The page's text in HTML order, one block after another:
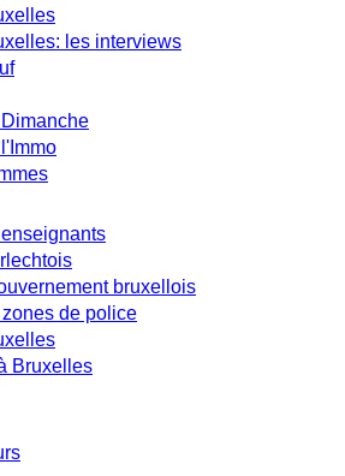
les interviews
bruxellois
de police
Bruxelles